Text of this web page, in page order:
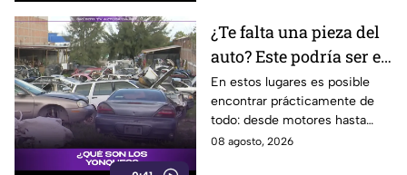
¿Te falta una pieza del
auto? Este podría ser el
lugar ideal para los
automovilistas
En estos lugares es posible
encontrar prácticamente de
todo: desde motores hasta
transmisores.
08 agosto, 2026